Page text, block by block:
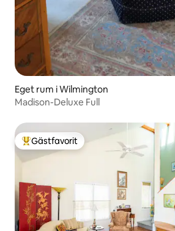
Eget rum i Wilmington
Madison-Deluxe Full
Populär gästfavorit
Gästfavorit